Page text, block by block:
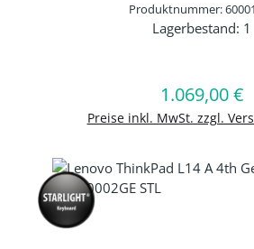
WLAN: AMD RZ616 WLAN/
| Bluetooth 5.3 |
64-BIT
Produktnummer:
Lagerbestand: 1
Regulärer
1.069,00 €
Preise inkl. MwSt. zzgl.
Produkt Anzahl:
In den